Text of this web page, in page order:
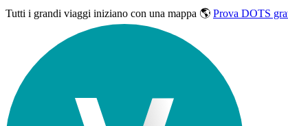
Tutti i grandi viaggi iniziano con una mappa 🌎 Prova DOTS